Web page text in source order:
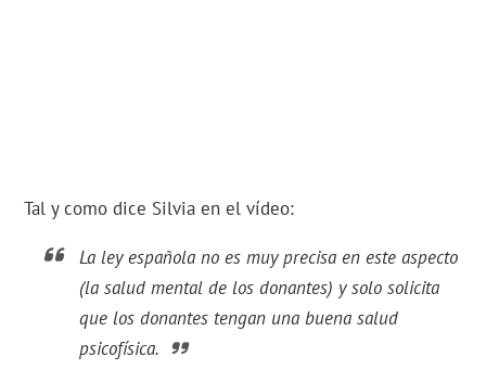
Tal y como dice Silvia en el vídeo:
La ley española no es muy precisa en este aspecto
(la salud mental de los donantes) y solo solicita
que los donantes tengan una buena salud
psicofísica.